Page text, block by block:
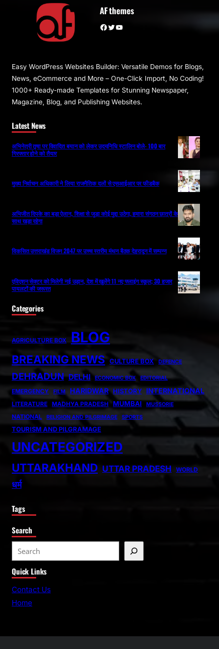
AF themes
Facebook Twitter YouTube
Easy WordPress Websites Builder: Versatile Demos for Blogs,
News, eCommerce and More – One-Click Import, No Coding!
1000+ Ready-made Templates for Stunning Newspaper,
Magazine, Blog, and Publishing Websites.
Latest News
अभिनेत्री तृषा पर विवादित बयान को लेकर उदयनिधि स्टालिन बोले- 100 बार
गिरफ्तार होने को तैयार
मुख्य निर्वाचन अधिकारी ने लिया राजनैतिक दलों से एसआईआर पर फीडबैक
अभिजीत दिपके का बड़ा ऐलान, शिक्षा से जुड़ा कोई मुद्दा उठेगा, हमारा संगठन छात्रों के
साथ खड़ा रहेगा
विकसित उत्तराखंड विजन 2047 पर उच्च स्तरीय मंथन बैठक देहरादून में सम्पन्न
एविएशन सेक्टर को मिलेगी नई उड़ान, देश में खुलेंगे 11 नए फ्लाइंग स्कूल; 30 हजार
पायलटों की जरूरत
Categories
AGRICULTURE BOX BLOG
BREAKING NEWS CULTURE BOX DEFENCE
DEHRADUN DELHI ECONOMIC BOX EDITORIAL
EMERGENCY FILM HARIDWAR HISTORY INTERNATIONAL
LITERATURE MADHYA PRADESH MUMBAI MUSSORIE
NATIONAL RELIGION AND PILGRIMAGE SPORTS
TOURISM AND PILGRAMAGE
UNCATEGORIZED
UTTARAKHAND UTTAR PRADESH WORLD
धर्म
Tags
Search
e
a
r
Quick Links
Contact Us
Home